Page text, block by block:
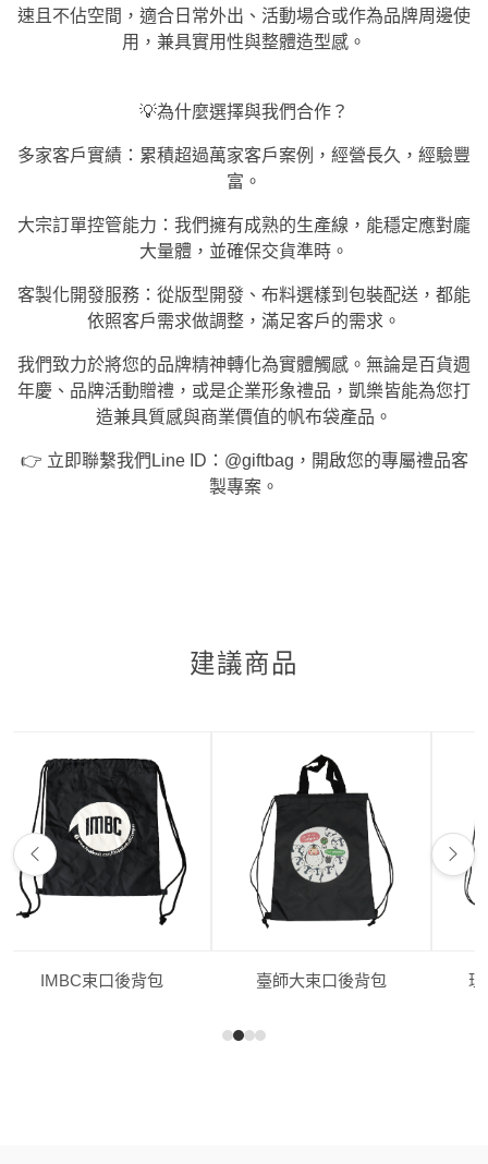
速且不佔空間，適合日常外出、活動場合或作為品牌周邊使
用，兼具實用性與整體造型感。
💡為什麼選擇與我們合作？
多家客戶實績：累積超過萬家客戶案例，經營長久，經驗豐
富。
大宗訂單控管能力：我們擁有成熟的生產線，能穩定應對龐
大量體，並確保交貨準時。
客製化開發服務：從版型開發、布料選樣到包裝配送，都能
依照客戶需求做調整，滿足客戶的需求。
我們致力於將您的品牌精神轉化為實體觸感。無論是百貨週
年慶、品牌活動贈禮，或是企業形象禮品，凱樂皆能為您打
造兼具質感與商業價值的帆布袋產品。
👉 立即聯繫我們Line ID：@giftbag，開啟您的專屬禮品客
製專案。
建議商品
IMBC束口後背包 臺師大束口後背包 理